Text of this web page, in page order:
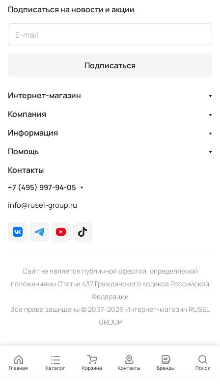
Подписаться на новости и акции
Подписаться
Интернет-магазин
Компания
Информация
Помощь
Контакты
+7 (495) 997-94-05
info@rusel-group.ru
Сайт не является публичной офертой, определяемой
положениями Статьи 437 Гражданского кодекса Российской
Федерации
Все права защищены © 2007-2026 Интернет-магазин RUSEL
GROUP
Главная Каталог Корзина Контакты Бренды Поиск